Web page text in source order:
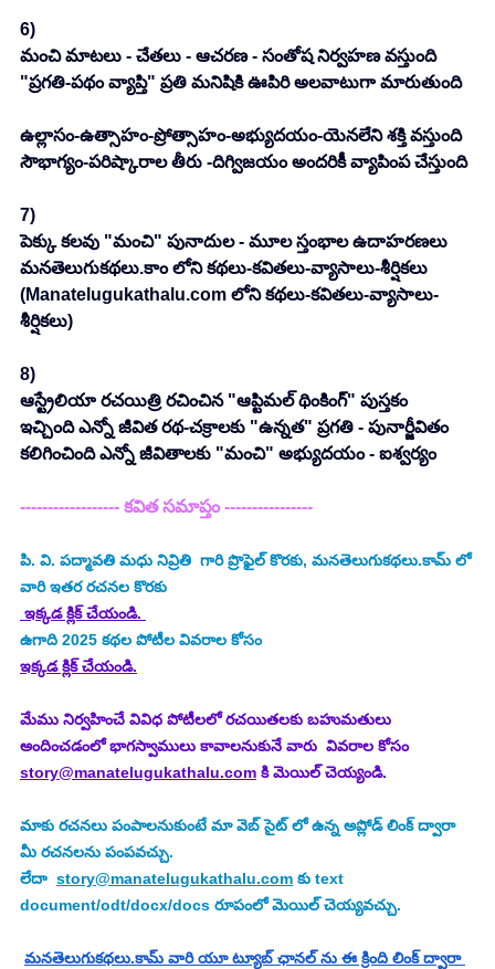
6)
మంచి మాటలు - చేతలు - ఆచరణ - సంతోష నిర్వహణ వస్తుంది
"ప్రగతి-పథం వ్యాప్తి" ప్రతి మనిషికి ఊపిరి అలవాటుగా మారుతుంది
ఉల్లాసం-ఉత్సాహం-ప్రోత్సాహం-అభ్యుదయం-యెనలేని శక్తి వస్తుంది
సౌభాగ్యం-పరిష్కారాల తీరు -దిగ్విజయం అందరికీ వ్యాపింప చేస్తుంది
7)
పెక్కు కలవు "మంచి" పునాదుల - మూల స్తంభాల ఉదాహరణలు
మనతెలుగుకథలు.కాం లోని కథలు-కవితలు-వ్యాసాలు-శీర్షికలు
(Manatelugukathalu.com లోని కథలు-కవితలు-వ్యాసాలు-
శీర్షికలు)
8)
ఆస్ట్రేలియా రచయిత్రి రచించిన "ఆప్టిమల్ థింకింగ్" పుస్తకం
ఇచ్చింది ఎన్నో జీవిత రథ-చక్రాలకు "ఉన్నత" ప్రగతి - పునార్జీవితం
కలిగించింది ఎన్నో జీవితాలకు "మంచి" అభ్యుదయం - ఐశ్వర్యం
------------------ కవిత సమాప్తం ----------------
పి. వి. పద్మావతి మధు నివ్రితి గారి ప్రొఫైల్ కొరకు, మనతెలుగుకథలు.కామ్ లో
వారి ఇతర రచనల కొరకు
ఇక్కడ క్లిక్ చేయండి.
ఉగాది 2025 కథల పోటీల వివరాల కోసం
ఇక్కడ క్లిక్ చేయండి.
మేము నిర్వహించే వివిధ పోటీలలో రచయితలకు బహుమతులు
అందించడంలో భాగస్వాములు కావాలనుకునే వారు  వివరాల కోసం
story@manatelugukathalu.com కి మెయిల్ చెయ్యండి.
మాకు రచనలు పంపాలనుకుంటే మా వెబ్ సైట్ లో ఉన్న అప్లోడ్ లింక్ ద్వారా
మీ రచనలను పంపవచ్చు.
లేదా story@manatelugukathalu.com కు text
document/odt/docx/docs రూపంలో మెయిల్ చెయ్యవచ్చు.
మనతెలుగుకథలు.కామ్ వారి యూ ట్యూబ్ ఛానల్ ను ఈ క్రింది లింక్ ద్వారా